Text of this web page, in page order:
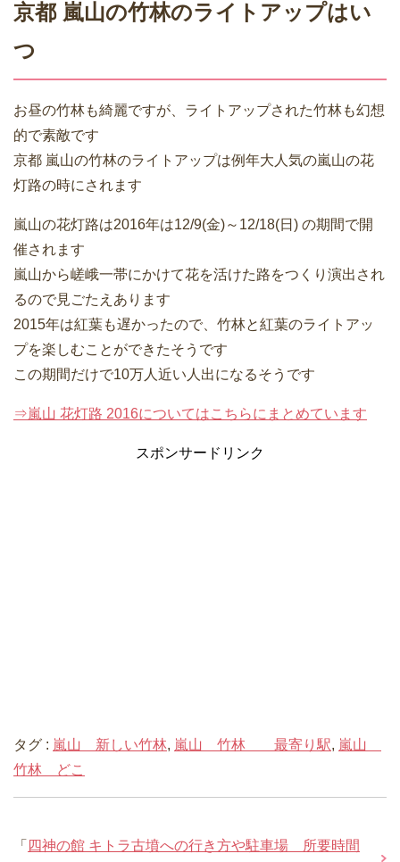
京都 嵐山の竹林のライトアップはい
つ
お昼の竹林も綺麗ですが、ライトアップされた竹林も幻想
的で素敵です
京都 嵐山の竹林のライトアップは例年大人気の嵐山の花
灯路の時にされます
嵐山の花灯路は2016年は12/9(金)～12/18(日) の期間で開
催されます
嵐山から嵯峨一帯にかけて花を活けた路をつくり演出され
るので見ごたえあります
2015年は紅葉も遅かったので、竹林と紅葉のライトアッ
プを楽しむことができたそうです
この期間だけで10万人近い人出になるそうです
⇒嵐山 花灯路 2016についてはこちらにまとめています
スポンサードリンク
タグ : 嵐山 新しい竹林, 嵐山 竹林 最寄り駅, 嵐山
竹林 どこ
「 四神の館 キトラ古墳への行き方や駐車場 所要時間